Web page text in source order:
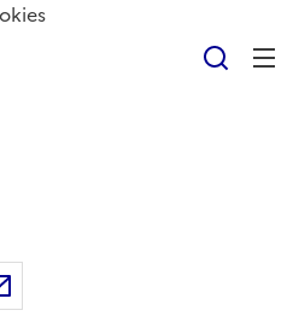
sur LinkedIn